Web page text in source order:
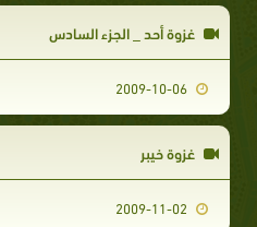
غزوة أحد _ الجزء السادس
غزوة خيبر